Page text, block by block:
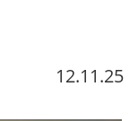
12.11.25